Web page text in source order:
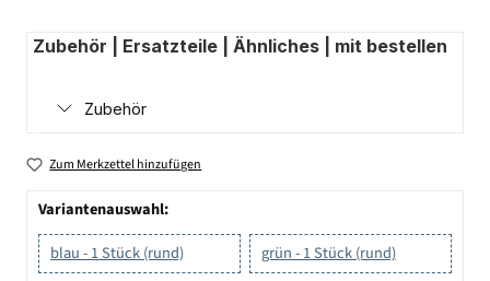
Zubehör | Ersatzteile | Ähnliches | mit bestellen
Zubehör
Zum Merkzettel hinzufügen
Variantenauswahl:
blau - 1 Stück (rund)
grün - 1 Stück (rund)